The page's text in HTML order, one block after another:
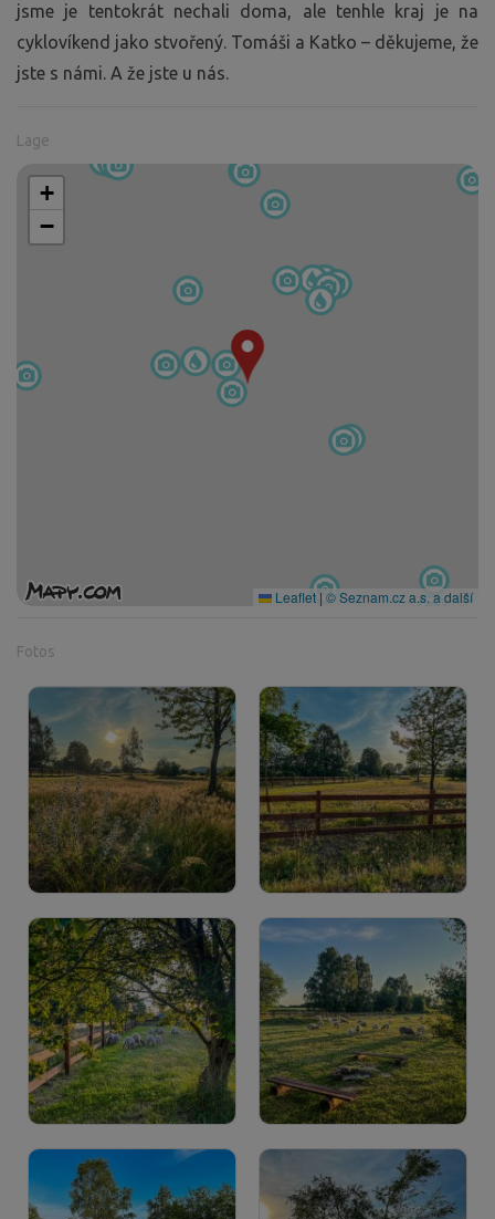
jsme je tentokrát nechali doma, ale tenhle kraj je na
cyklovíkend jako stvořený. Tomáši a Katko – děkujeme, že
jste s námi. A že jste u nás.
Lage
+
−
Leaflet | © Seznam.cz a.s. a další
Fotos